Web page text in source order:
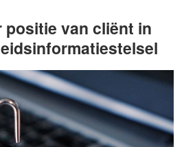
positie van cliënt in